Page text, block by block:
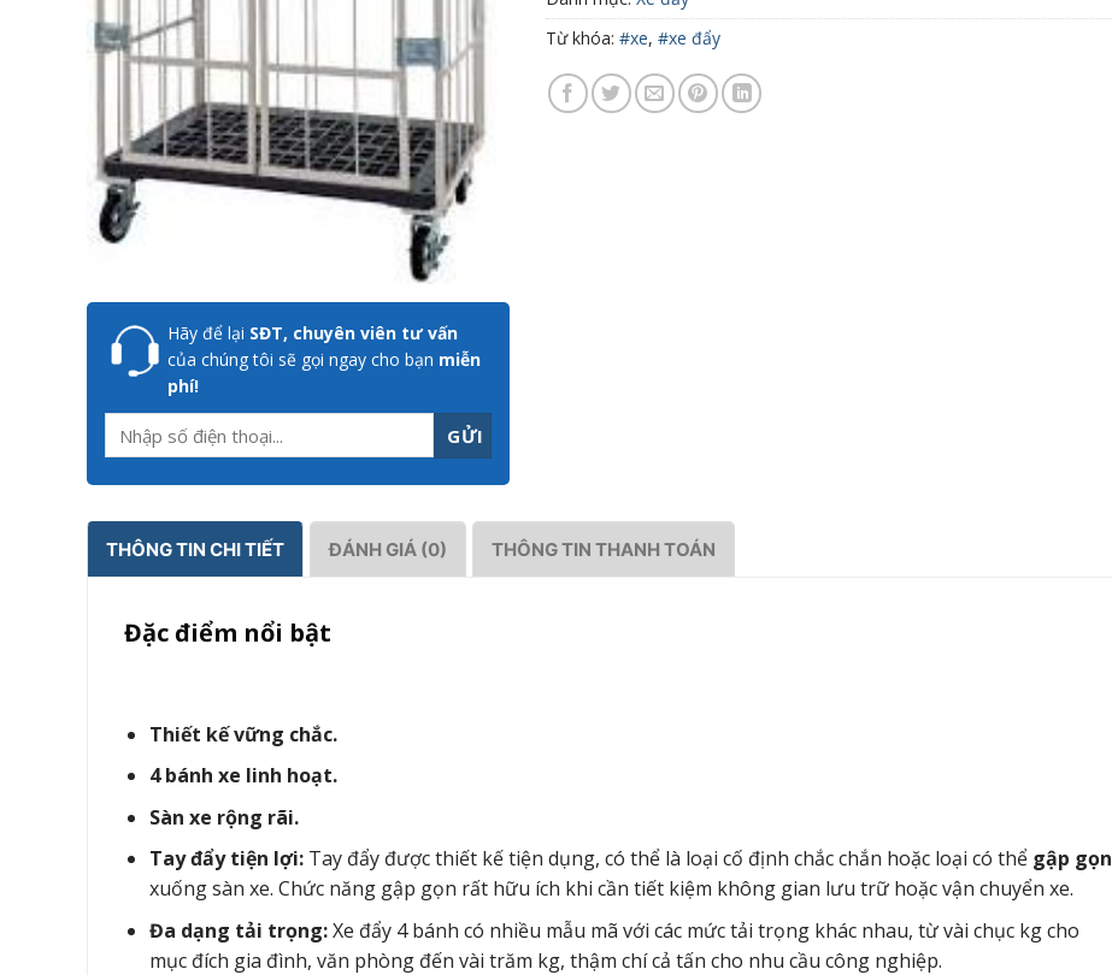
Hãy để lại SĐT, chuyên viên tư vấn
của chúng tôi sẽ gọi ngay cho bạn miễn
phí!
Từ khóa:#xe,#xe đẩy
THÔNG TIN CHI TIẾT ĐÁNH GIÁ (0) THÔNG TIN THANH TOÁN
Đặc điểm nổi bật
Thiết kế vững chắc.
4 bánh xe linh hoạt.
Sàn xe rộng rãi.
Tay đẩy tiện lợi:Tay đẩy được thiết kế tiện dụng, có thể là loại cố định chắc chắn hoặc loại có thể gập gọn
xuống sàn xe. Chức năng gập gọn rất hữu ích khi cần tiết kiệm không gian lưu trữ hoặc vận chuyển xe.
Đa dạng tải trọng:Xe đẩy 4 bánh có nhiều mẫu mã với các mức tải trọng khác nhau, từ vài chục kg cho
mục đích gia đình, văn phòng đến vài trăm kg, thậm chí cả tấn cho nhu cầu công nghiệp.